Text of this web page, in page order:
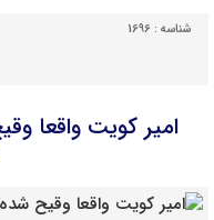
شناسه : 1696
امیر کویت واقعا